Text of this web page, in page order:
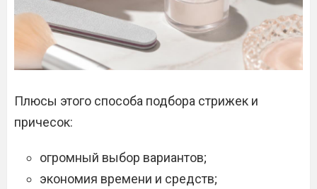
Плюсы этого способа подбора стрижек и
причесок:
огромный выбор вариантов;
экономия времени и средств;